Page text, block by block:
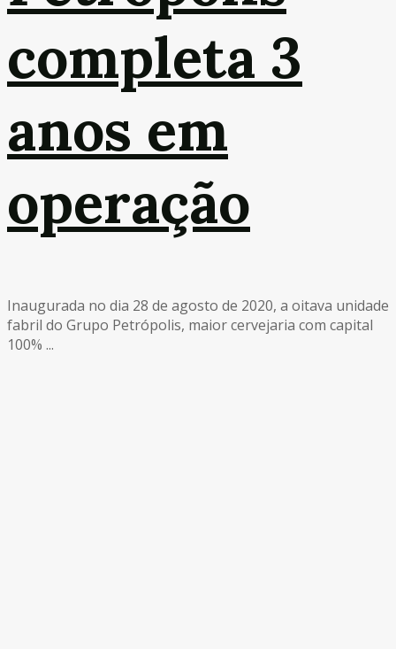
completa 3
anos em
operação
Inaugurada no dia 28 de agosto de 2020, a oitava unidade
fabril do Grupo Petrópolis, maior cervejaria com capital
100% ...